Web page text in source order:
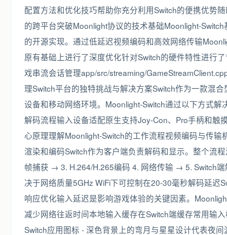
配置方法和优化技巧帮助你充分利用Switch的便携优势
的跨平台突破Moonlight协议的技术基础Moonlight-
的开源实现。通过低延迟视频编码和高效网络传输
原有基础上进行了深度优化针对Switch的硬件特性进行
戏串流会话管理app/src/streaming/
理Switch平台的独特挑战与解决方案Switch作为一款混
设备和移动网络环境。Moonlight-Switch通过以下方式
解码流程输入设备适配原生支持Joy-Con、Pro手柄和
心原理理解Moonlight-Switch的工作流程视频编码与传
渲染和编码Switch作为客户端负责解码和显示。整个流
帧捕获 → 3. H.264/H.265编码 4. 网络传输 → 5. Switch
决于网络质量5GHz WiFi下可控制在20-30毫秒解码延
响应优化输入延迟是影响游戏体验的关键因素。
减少网络往返时间本地输入缓存在Switch端缓存常用输
Switch应用图标 - 深色背景上的弯月与星星设计代表夜